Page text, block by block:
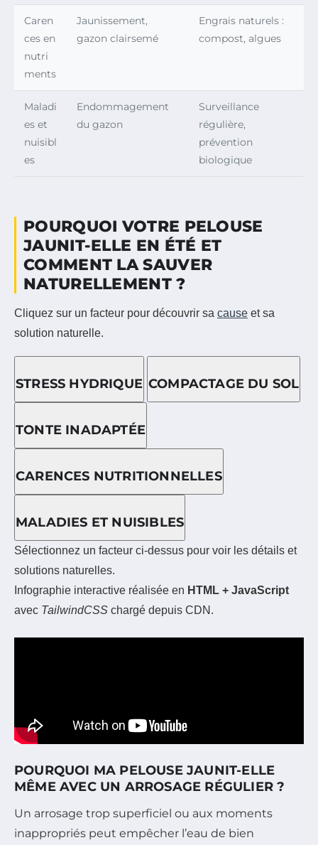
Caren
ces en
nutri
ments
Jaunissement,
gazon clairsemé
Engrais naturels :
compost, algues
Maladi
es et
nuisibl
es
Endommagement
du gazon
Surveillance
régulière,
prévention
biologique
POURQUOI VOTRE PELOUSE
JAUNIT-ELLE EN ÉTÉ ET
COMMENT LA SAUVER
NATURELLEMENT ?
Cliquez sur un facteur pour découvrir sa cause et sa
solution naturelle.
STRESS HYDRIQUE COMPACTAGE DU SOL
TONTE INADAPTÉE
CARENCES NUTRITIONNELLES
MALADIES ET NUISIBLES
Sélectionnez un facteur ci-dessus pour voir les détails et
solutions naturelles.
Infographie interactive réalisée en HTML + JavaScript
avec TailwindCSS chargé depuis CDN.
POURQUOI MA PELOUSE JAUNIT-ELLE
MÊME AVEC UN ARROSAGE RÉGULIER ?
Un arrosage trop superficiel ou aux moments
inappropriés peut empêcher l’eau de bien